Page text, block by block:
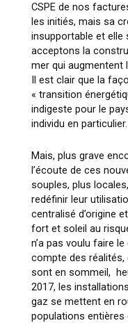
CSPE de nos
les initiés, mais sa
insupportable et elle
acceptons la
mer qui augmentent
Il est clair que la
« transition
indigeste pour le
individu en particulier.
Mais, plus grave
l’écoute de ces
souples, plus
redéfinir leur
centralisé d’origine
fort et soleil au
n’a pas voulu faire
compte des
sont en sommeil,
2017, les
gaz se mettent en
populations entières